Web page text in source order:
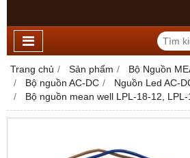
Trang chủ Sản phẩm
Bộ Nguồn
Bộ nguồn AC-DC
Nguồn Led AC-
Bộ nguồn mean well LPL-18-12,